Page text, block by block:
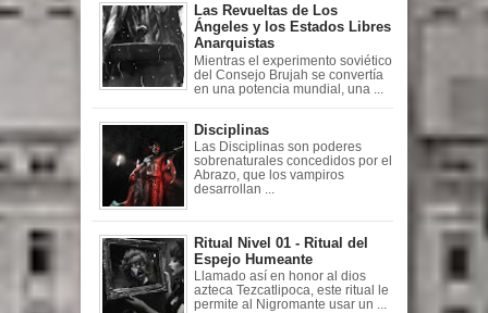
Las Revueltas de Los
Ángeles y los Estados Libres
Anarquistas
Mientras el experimento soviético
del Consejo Brujah se convertía
en una potencia mundial, una ...
Disciplinas
Las Disciplinas son poderes
sobrenaturales concedidos por el
Abrazo, que los vampiros
desarrollan ...
Ritual Nivel 01 - Ritual del
Espejo Humeante
Llamado así en honor al dios
azteca Tezcatlipoca, este ritual le
permite al Nigromante usar un ...